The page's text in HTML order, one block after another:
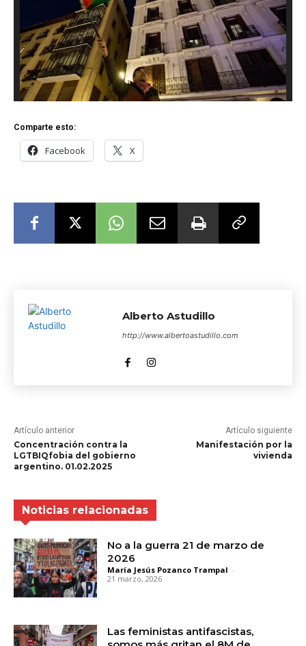
Comparte esto:
Facebook X
Alberto Astudillo
http://www.albertoastudillo.com
Artículo anterior
Concentración contra la
LGTBIQfobia del gobierno
argentino. 01.02.2025
Artículo siguiente
Manifestación por la
vivienda
Noticias relacionadas
No a la guerra 21 de marzo de
2026
María Jesús Pozanco Trampal -
21 marzo, 2026
Las feministas antifascistas,